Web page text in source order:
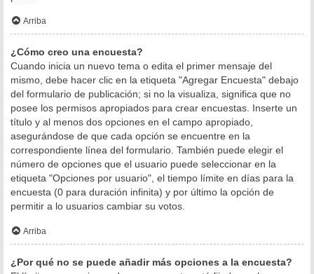
Arriba
¿Cómo creo una encuesta?
Cuando inicia un nuevo tema o edita el primer mensaje del
mismo, debe hacer clic en la etiqueta "Agregar Encuesta" debajo
del formulario de publicación; si no la visualiza, significa que no
posee los permisos apropiados para crear encuestas. Inserte un
título y al menos dos opciones en el campo apropiado,
asegurándose de que cada opción se encuentre en la
correspondiente línea del formulario. También puede elegir el
número de opciones que el usuario puede seleccionar en la
etiqueta "Opciones por usuario", el tiempo límite en días para la
encuesta (0 para duración infinita) y por último la opción de
permitir a lo usuarios cambiar su votos.
Arriba
¿Por qué no se puede añadir más opciones a la encuesta?